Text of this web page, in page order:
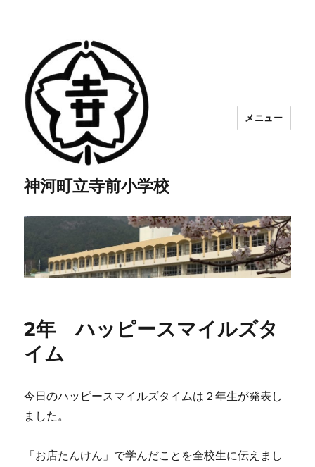
神河町立寺前小学校
メニュー
2年 ハッピースマイルズタ
イム
今日のハッピースマイルズタイムは２年生が発表し
ました。
「お店たんけん」で学んだことを全校生に伝えまし